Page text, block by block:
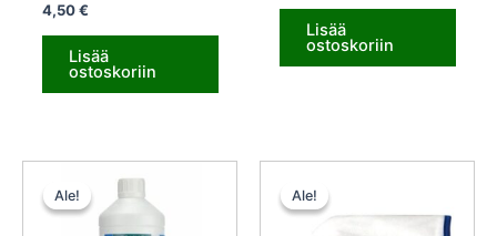
4,50€
Lisää
ostoskoriin
Lisää
ostoskoriin
Ale!
Ale!
hinta
oli:
14,50 €.
on:
Ale!
Ale!
13,47 €.